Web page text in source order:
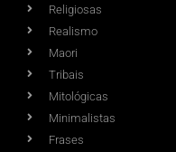
Religiosas
Realismo
Maori
Tribais
Mitológicas
Minimalistas
Frases